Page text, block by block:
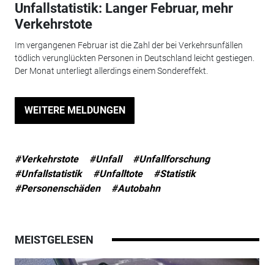
Unfallstatistik: Langer Februar, mehr
Verkehrstote
Im vergangenen Februar ist die Zahl der bei Verkehrsunfällen
tödlich verunglückten Personen in Deutschland leicht gestiegen.
Der Monat unterliegt allerdings einem Sondereffekt.
WEITERE MELDUNGEN
#Verkehrstote #Unfall
#Unfallforschung
#Unfallstatistik
#Unfalltote
#Statistik
#Personenschäden
#Autobahn
MEISTGELESEN